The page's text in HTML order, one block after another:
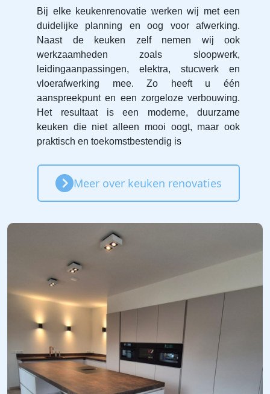
Bij elke keukenrenovatie werken wij met een
duidelijke planning en oog voor afwerking.
Naast de keuken zelf nemen wij ook
werkzaamheden zoals sloopwerk,
leidingaanpassingen, elektra, stucwerk en
vloerafwerking mee. Zo heeft u één
aanspreekpunt en een zorgeloze verbouwing.
Het resultaat is een moderne, duurzame
keuken die niet alleen mooi oogt, maar ook
praktisch en toekomstbestendig is
Meer over keuken renovaties